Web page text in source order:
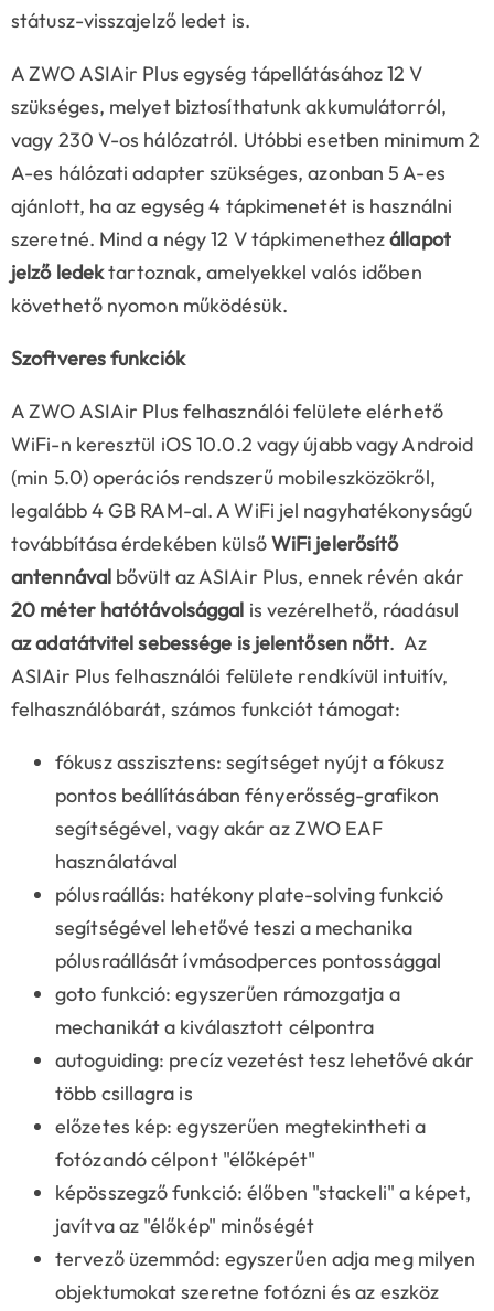
státusz-visszajelző ledet is.
A ZWO ASIAir Plus egység tápellátásához 12 V
szükséges, melyet biztosíthatunk akkumulátorról,
vagy 230 V-os hálózatról. Utóbbi esetben minimum 2
A-es hálózati adapter szükséges, azonban 5 A-es
ajánlott, ha az egység 4 tápkimenetét is használni
szeretné. Mind a négy 12 V tápkimenethezállapot
jelző ledektartoznak, amelyekkel valós időben
követhető nyomon működésük.
Szoftveres funkciók
A ZWO ASIAir Plus felhasználói felülete elérhető
WiFi-n keresztül iOS 10.0.2 vagy újabb vagy Android
(min 5.0) operációs rendszerű mobileszközökről,
legalább 4 GB RAM-al. A WiFi jel nagyhatékonyságú
továbbítása érdekében külsőWiFi jelerősítő
antennával bővült az ASIAir Plus, ennek révén akár
20 méter hatótávolsággal is vezérelhető, ráadásul
az adatátvitel sebessége is jelentősen nőtt. Az
ASIAir Plus felhasználói felülete rendkívül intuitív,
felhasználóbarát, számos funkciót támogat:
fókusz asszisztens: segítséget nyújt a fókusz
pontos beállításában fényerősség-grafikon
segítségével, vagy akár az ZWO EAF
használatával
pólusraállás: hatékony plate-solving funkció
segítségével lehetővé teszi a mechanika
pólusraállását ívmásodperces pontossággal
goto funkció: egyszerűen rámozgatja a
mechanikát a kiválasztott célpontra
autoguiding: precíz vezetést tesz lehetővé akár
több csillagra is
előzetes kép: egyszerűen megtekintheti a
fotózandó célpont "élőképét"
képösszegző funkció: élőben "stackeli" a képet,
javítva az "élőkép" minőségét
tervező üzemmód: egyszerűen adja meg milyen
objektumokat szeretne fotózni és az eszköz